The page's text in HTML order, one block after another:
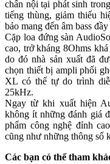
chấn nội tại phát sinh
tiếng thùng, giảm thiểu
bảo mang đến âm bass
Cặp loa đứng sàn
cao, trở kháng 8Ohms
do đó nhà sản xuất đã
chọn thiết bị ampli phối
XL có thể tự do trình
25kHz.
Ngay từ khi xuất hiện
không ít những đánh giá
phẩm công nghệ đỉnh
cũng như những thông số
Các bạn có thể tham